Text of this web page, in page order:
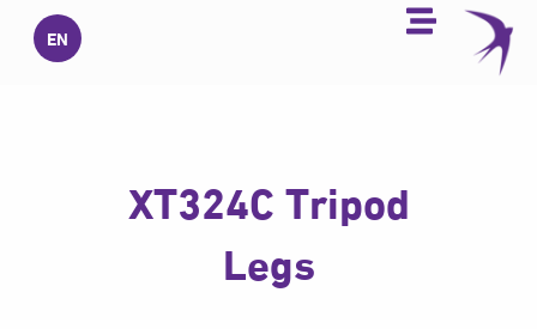
تخطي
المحتوى
EN
XT324C Tripod
Legs